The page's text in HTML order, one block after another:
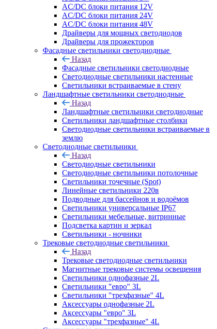
AC/DC блоки питания 12V
AC/DC блоки питания 24V
AC/DC блоки питания 48V
Драйверы для мощных светодиодов
Драйверы для прожекторов
Фасадные светильники светодиодные
Назад
Фасадные светильники светодиодные
Светодиодные светильники настенные
Светильники встраиваемые в стену
Ландшафтные светильники светодиодные
Назад
Ландшафтные светильники светодиодные
Светильники ландшафтные столбики
Светодиодные светильники встраиваемые в
землю
Светодиодные светильники
Назад
Светодиодные светильники
Светодиодные светильники потолочные
Светильники точечные (Spot)
Линейные светильники 220в
Подводные для бассейнов и водоёмов
Светильники универсальные IP67
Светильники мебельные, витринные
Подсветка картин и зеркал
Светильники - ночники
Трековые светодиодные светильники
Назад
Трековые светодиодные светильники
Магнитные трековые системы освещения
Светильники однофазные 2L
Светильники "евро" 3L
Светильники "трехфазные" 4L
Аксессуары однофазные 2L
Аксессуары "евро" 3L
Аксессуары "трехфазные" 4L